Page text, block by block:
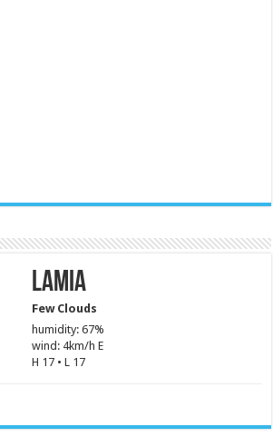
Lamia
Few Clouds
humidity: 67%
wind: 4km/h E
H 17 • L 17